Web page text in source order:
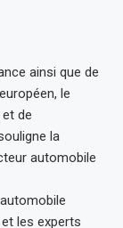
ainsi que de
le
de
la
automobile
les experts